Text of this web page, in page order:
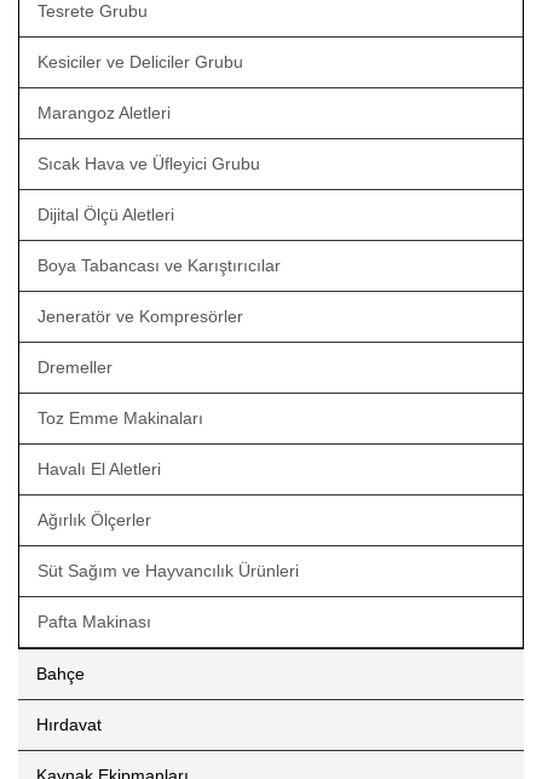
Tesrete Grubu
Kesiciler ve Deliciler Grubu
Marangoz Aletleri
Sıcak Hava ve Üfleyici Grubu
Dijital Ölçü Aletleri
Boya Tabancası ve Karıştırıcılar
Jeneratör ve Kompresörler
Dremeller
Toz Emme Makinaları
Havalı El Aletleri
Ağırlık Ölçerler
Süt Sağım ve Hayvancılık Ürünleri
Pafta Makinası
Bahçe
Hırdavat